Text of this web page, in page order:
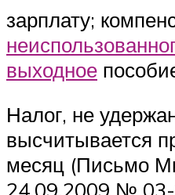
зарплату;
выходное
Налог, не
высчитывается
месяц (Письмо
24.09.2009 №